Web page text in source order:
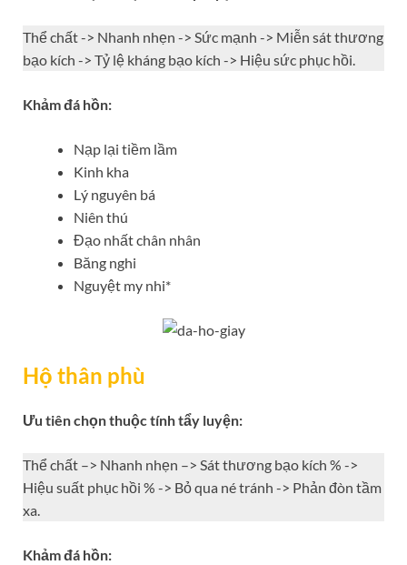
Thể chất -> Nhanh nhẹn -> Sức mạnh -> Miễn sát thương
bạo kích -> Tỷ lệ kháng bạo kích -> Hiệu sức phục hồi.
Khảm đá hồn:
Nạp lại tiềm lầm
Kinh kha
Lý nguyên bá
Niên thú
Đạo nhất chân nhân
Băng nghi
Nguyệt my nhi*
Hộ thân phù
Ưu tiên chọn thuộc tính tẩy luyện:
Thể chất –> Nhanh nhẹn –> Sát thương bạo kích % ->
Hiệu suất phục hồi % -> Bỏ qua né tránh -> Phản đòn tầm
xa.
Khảm đá hồn: